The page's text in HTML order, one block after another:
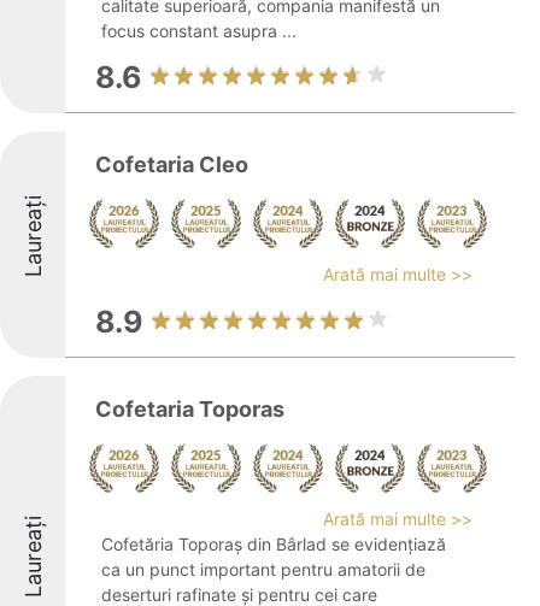
calitate superioară, compania manifestă un
focus constant asupra ...
8.6
Laureați
Cofetaria Cleo
Arată mai multe >>
8.9
Laureați
Cofetaria Toporas
Arată mai multe >>
Cofetăria Toporaș din Bârlad se evidențiază
ca un punct important pentru amatorii de
deserturi rafinate și pentru cei care